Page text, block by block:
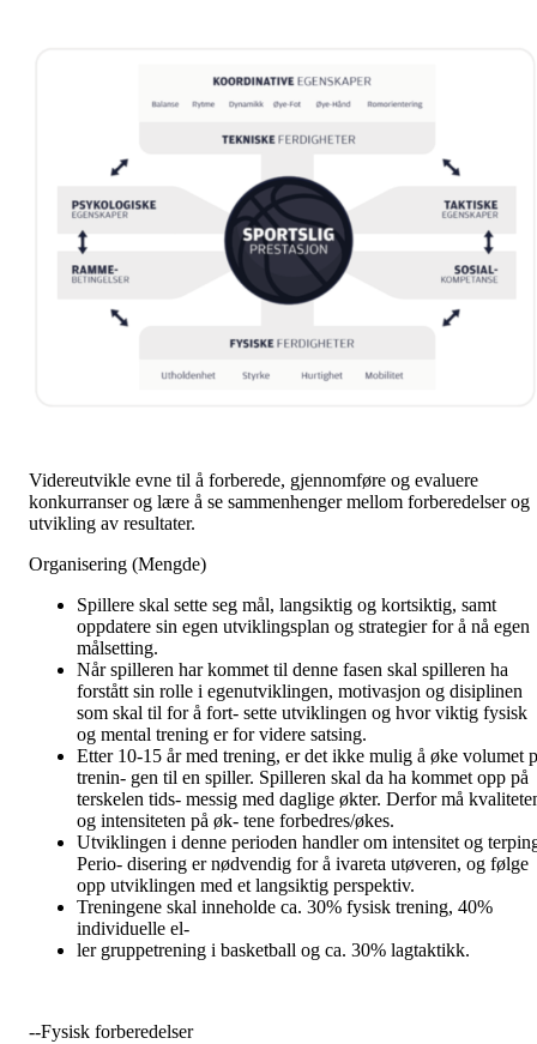
Videreutvikle evne til å forberede, gjennomføre og evaluere
konkurranser og lære å se sammenhenger mellom forberedelser og
utvikling av resultater.
Organisering (Mengde)
Spillere skal sette seg mål, langsiktig og kortsiktig, samt
oppdatere sin egen utviklingsplan og strategier for å nå egen
målsetting.
Når spilleren har kommet til denne fasen skal spilleren ha
forstått sin rolle i egenutviklingen, motivasjon og disiplinen
som skal til for å fort- sette utviklingen og hvor viktig fysisk
og mental trening er for videre satsing.
Etter 10-15 år med trening, er det ikke mulig å øke volumet
trenin- gen til en spiller. Spilleren skal da ha kommet opp på
terskelen tids- messig med daglige økter. Derfor må
og intensiteten på øk- tene forbedres/økes.
Utviklingen i denne perioden handler om intensitet og
Perio- disering er nødvendig for å ivareta utøveren, og følge
opp utviklingen med et langsiktig perspektiv.
Treningene skal inneholde ca. 30% fysisk trening, 40%
individuelle el-
ler gruppetrening i basketball og ca. 30% lagtaktikk.
--Fysisk forberedelser